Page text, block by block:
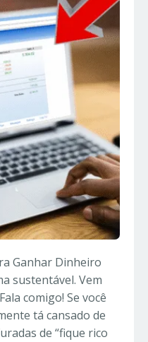
Ganhar Dinheiro
sustentável. Vem
comigo! Se você
tá cansado de
de “fique rico